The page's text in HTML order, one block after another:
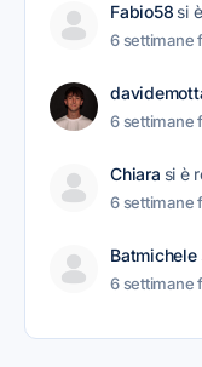
Fabio58 si
6 settimane
6 settimane
Chiara si è
6 settimane
Batmichele
6 settimane